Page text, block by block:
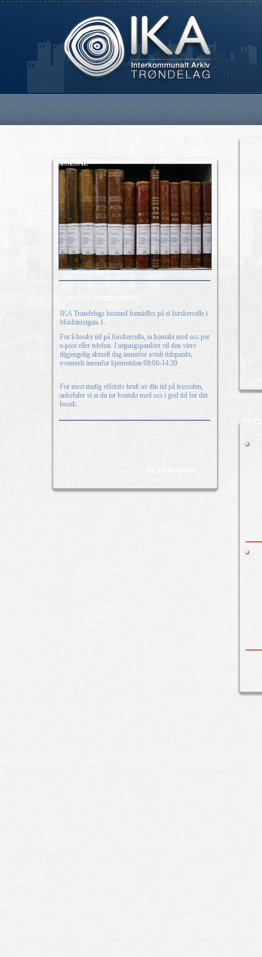
LESESAL
IKA Trøndelags bestand formidles på ei forskercelle i
Maskinistgata 1.
For å booke tid på forskercella, ta kontakt med oss per
e-post eller telefon. I utgangspunktet vil den være
tilgjengelig aktuell dag innenfor avtalt tidspunkt,
eventuelt innenfor kjernetiden 09:00-14:30
For mest mulig effektiv bruk av din tid på lesesalen,
anbefaler vi at du tar kontakt med oss i god tid før ditt
besøk.